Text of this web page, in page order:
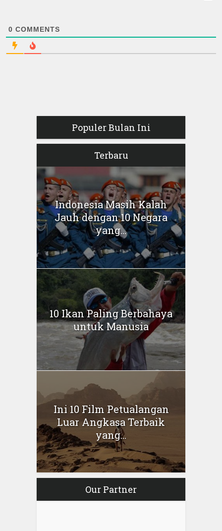
0 COMMENTS
Populer Bulan Ini
Terbaru
Indonesia Masih Kalah
Jauh dengan 10 Negara
yang...
10 Ikan Paling Berbahaya
untuk Manusia
Ini 10 Film Petualangan
Luar Angkasa Terbaik
yang...
Our Partner